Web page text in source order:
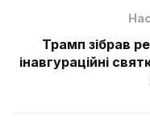
Трамп зібрав
інавгураційні